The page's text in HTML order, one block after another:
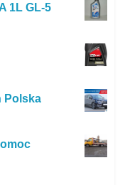
1L GL-5
Polska